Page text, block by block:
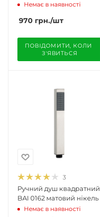
Немає в наявності
970 грн./шт
ПОВІДОМИТИ, КОЛИ
З'ЯВИТЬСЯ
3
Ручний душ квадратний
BAI 0162 матовий нікель
Немає в наявності